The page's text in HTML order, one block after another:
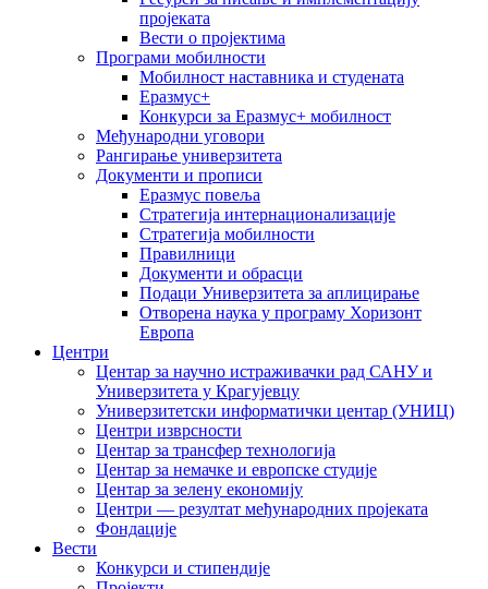
пројеката
Вести о пројектима
Програми мобилности
Мобилност наставника и студената
Еразмус+
Конкурси за Еразмус+ мобилност
Међународни уговори
Рангирање универзитета
Документи и прописи
Еразмус повеља
Стратегија интернационализације
Стратегија мобилности
Правилници
Документи и обрасци
Подаци Универзитета за аплицирање
Отворена наука у програму Хоризонт
Европа
Центри
Центар за научно истраживачки рад САНУ и
Универзитета у Крагујевцу
Универзитетски информатички центар (УНИЦ)
Центри изврсности
Центар за трансфер технологија
Центар за немачке и европске студије
Центар за зелену економију
Центри — резултат међународних пројеката
Фондације
Вести
Конкурси и стипендије